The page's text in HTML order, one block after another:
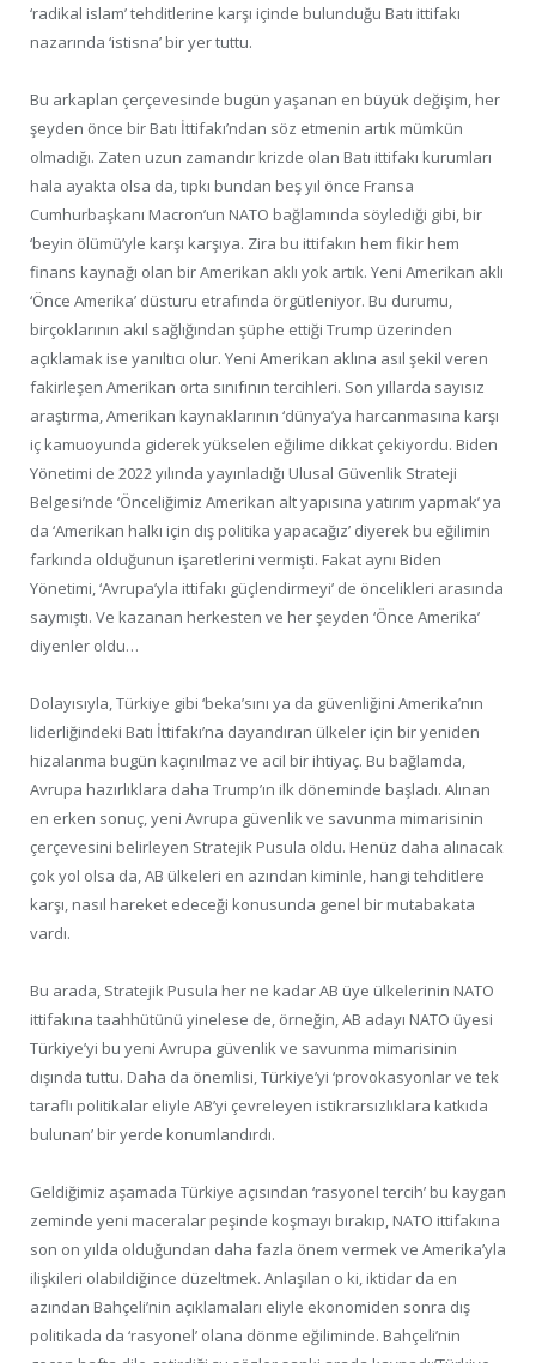
‘radikal islam’ tehditlerine karşı içinde bulunduğu Batı ittifakı
nazarında ‘istisna’ bir yer tuttu.
Bu arkaplan çerçevesinde bugün yaşanan en büyük değişim, her
şeyden önce bir Batı İttifakı’ndan söz etmenin artık mümkün
olmadığı. Zaten uzun zamandır krizde olan Batı ittifakı kurumları
hala ayakta olsa da, tıpkı bundan beş yıl önce Fransa
Cumhurbaşkanı Macron’un NATO bağlamında söylediği gibi, bir
‘beyin ölümü’yle karşı karşıya. Zira bu ittifakın hem fikir hem
finans kaynağı olan bir Amerikan aklı yok artık. Yeni Amerikan aklı
‘Önce Amerika’ düsturu etrafında örgütleniyor. Bu durumu,
birçoklarının akıl sağlığından şüphe ettiği Trump üzerinden
açıklamak ise yanıltıcı olur. Yeni Amerikan aklına asıl şekil veren
fakirleşen Amerikan orta sınıfının tercihleri. Son yıllarda sayısız
araştırma, Amerikan kaynaklarının ‘dünya’ya harcanmasına karşı
iç kamuoyunda giderek yükselen eğilime dikkat çekiyordu. Biden
Yönetimi de 2022 yılında yayınladığı Ulusal Güvenlik Strateji
Belgesi’nde ‘Önceliğimiz Amerikan alt yapısına yatırım yapmak’ ya
da ‘Amerikan halkı için dış politika yapacağız’ diyerek bu eğilimin
farkında olduğunun işaretlerini vermişti. Fakat aynı Biden
Yönetimi, ‘Avrupa’yla ittifakı güçlendirmeyi’ de öncelikleri arasında
saymıştı. Ve kazanan herkesten ve her şeyden ‘Önce Amerika’
diyenler oldu…
Dolayısıyla, Türkiye gibi ‘beka’sını ya da güvenliğini Amerika’nın
liderliğindeki Batı İttifakı’na dayandıran ülkeler için bir yeniden
hizalanma bugün kaçınılmaz ve acil bir ihtiyaç. Bu bağlamda,
Avrupa hazırlıklara daha Trump’ın ilk döneminde başladı. Alınan
en erken sonuç, yeni Avrupa güvenlik ve savunma mimarisinin
çerçevesini belirleyen Stratejik Pusula oldu. Henüz daha alınacak
çok yol olsa da, AB ülkeleri en azından kiminle, hangi tehditlere
karşı, nasıl hareket edeceği konusunda genel bir mutabakata
vardı.
Bu arada, Stratejik Pusula her ne kadar AB üye ülkelerinin NATO
ittifakına taahhütünü yinelese de, örneğin, AB adayı NATO üyesi
Türkiye’yi bu yeni Avrupa güvenlik ve savunma mimarisinin
dışında tuttu. Daha da önemlisi, Türkiye’yi ‘provokasyonlar ve tek
taraflı politikalar eliyle AB’yi çevreleyen istikrarsızlıklara katkıda
bulunan’ bir yerde konumlandırdı.
Geldiğimiz aşamada Türkiye açısından ‘rasyonel tercih’ bu kaygan
zeminde yeni maceralar peşinde koşmayı bırakıp, NATO ittifakına
son on yılda olduğundan daha fazla önem vermek ve Amerika’yla
ilişkileri olabildiğince düzeltmek. Anlaşılan o ki, iktidar da en
azından Bahçeli’nin açıklamaları eliyle ekonomiden sonra dış
politikada da ‘rasyonel’ olana dönme eğiliminde. Bahçeli’nin